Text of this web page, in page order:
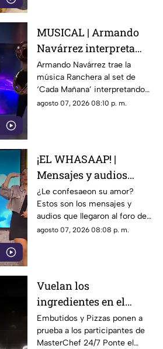
MUSICAL | Armando
Navárrez interpreta
'Corazón en modo
Avión' EN VIVO
Armando Navárrez trae la
música Ranchera al set de
‘Cada Mañana’ interpretando
su canción ‘Corazón en modo
agosto 07, 2026 08:10 p. m.
¡EL WHASAAP! |
Mensajes y audios
llegaron al foro de
'Cada mañana'; parte 1
¿Le confesaeon su amor?
Estos son los mensajes y
audios que llegaron al foro de
‘Cada mañana’ estuvieron
agosto 07, 2026 08:08 p. m.
Vuelan los
ingredientes en el
programa MasterChef
24/7
Embutidos y Pizzas ponen a
prueba a los participantes de
MasterChef 24/7 Ponte el